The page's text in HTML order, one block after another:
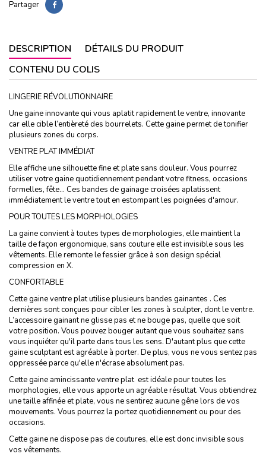
Partager
DESCRIPTION
DÉTAILS DU PRODUIT
CONTENU DU COLIS
LINGERIE RÉVOLUTIONNAIRE
Une gaine innovante qui vous aplatit rapidement le ventre, innovante
car elle cible l’entièreté des bourrelets. Cette gaine permet de tonifier
plusieurs zones du corps.
VENTRE PLAT IMMÉDIAT
Elle affiche une silhouette fine et plate sans douleur. Vous pourrez
utiliser votre gaine quotidiennement pendant votre fitness, occasions
formelles, fête… Ces bandes de gainage croisées aplatissent
immédiatement le ventre tout en estompant les poignées d'amour.
POUR TOUTES LES MORPHOLOGIES
La gaine convient à toutes types de morphologies, elle maintient la
taille de façon ergonomique, sans couture elle est invisible sous les
vêtements. Elle remonte le fessier grâce à son design spécial
compression en X.
CONFORTABLE
Cette gaine ventre plat utilise plusieurs bandes gainantes . Ces
dernières sont conçues pour cibler les zones à sculpter, dont le ventre.
L’accessoire gainant ne glisse pas et ne bouge pas, quelle que soit
votre position. Vous pouvez bouger autant que vous souhaitez sans
vous inquiéter qu'il parte dans tous les sens. D'autant plus que cette
gaine sculptant est agréable à porter. De plus, vous ne vous sentez pas
oppressée parce qu'elle n'écrase absolument pas.
Cette gaine amincissante ventre plat est idéale pour toutes les
morphologies, elle vous apporte un agréable résultat. Vous obtiendrez
une taille affinée et plate, vous ne sentirez aucune gêne lors de vos
mouvements. Vous pourrez la portez quotidiennement ou pour des
occasions.
Cette gaine ne dispose pas de coutures, elle est donc invisible sous
vos vêtements.